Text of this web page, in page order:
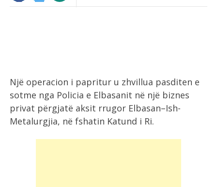
Një operacion i papritur u zhvillua pasditen e
sotme nga Policia e Elbasanit në një biznes
privat përgjatë aksit rrugor Elbasan–Ish-
Metalurgjia, në fshatin Katund i Ri.